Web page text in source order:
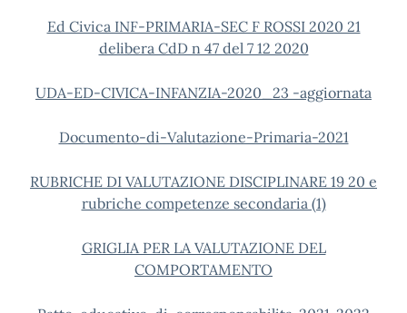
Ed Civica INF-PRIMARIA-SEC F ROSSI 2020 21
delibera CdD n 47 del 7 12 2020
UDA-ED-CIVICA-INFANZIA-2020_23 -aggiornata
Documento-di-Valutazione-Primaria-2021
RUBRICHE DI VALUTAZIONE DISCIPLINARE 19 20 e
rubriche competenze secondaria (1)
GRIGLIA PER LA VALUTAZIONE DEL
COMPORTAMENTO